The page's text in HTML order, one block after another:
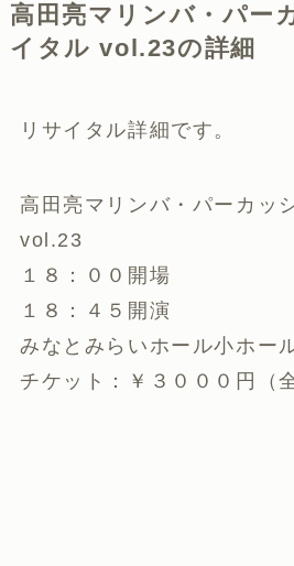
高田亮マリンバ・パー
イタル vol.23の詳細
リサイタル詳細です。
高田亮マリンバ・パーカッ
vol.23
１８：００開場
１８：４５開演
みなとみらいホール小ホー
チケット：￥３０００円（